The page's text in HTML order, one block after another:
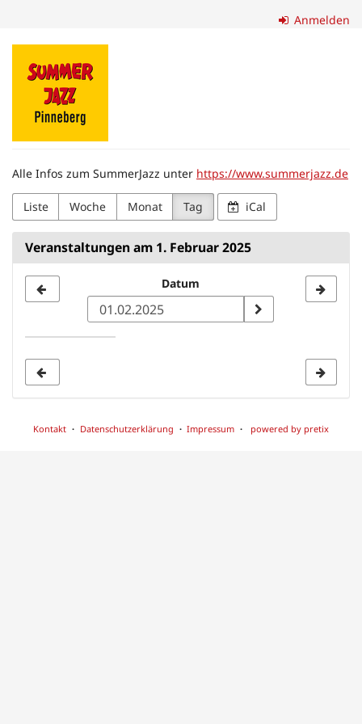
Inhalt
springen
Anmelden
Förderverein
SummerJazz
Pinneberg
e.
V.
Alle Infos zum SummerJazz unter https://www.summerjazz.de
Liste Woche Monat Tag iCal
Veranstaltungen am 1. Februar 2025
zur
Anzeige
Datum
Kontakt Datenschutzerklärung Impressum powered by pretix